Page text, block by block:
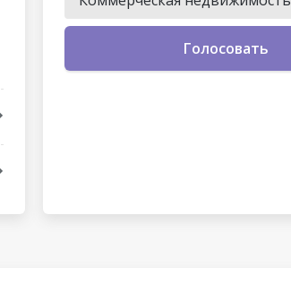
Голосовать